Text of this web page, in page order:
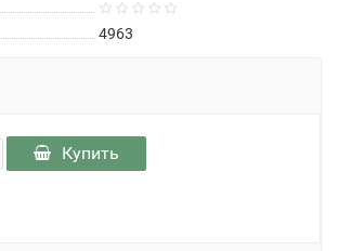
4963
Купить